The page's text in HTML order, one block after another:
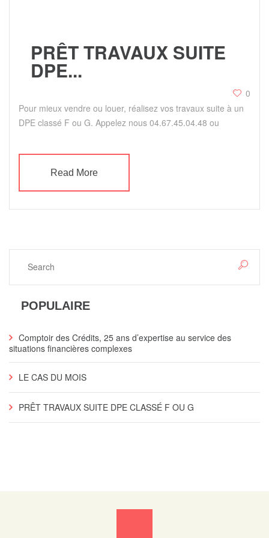
PRÊT TRAVAUX SUITE
DPE...
0
Pour mieux vendre ou louer, réalisez vos travaux suite à un
DPE classé F ou G. Appelez nous 04.67.45.04.48 ou
Read More
POPULAIRE
Comptoir des Crédits, 25 ans d’expertise au service des
situations financières complexes
LE CAS DU MOIS
PRÊT TRAVAUX SUITE DPE CLASSÉ F OU G